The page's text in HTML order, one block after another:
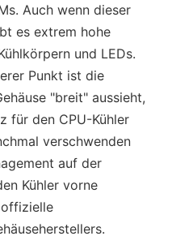
Auch wenn dieser
es extrem hohe
und LEDs.
Punkt ist die
"breit" aussieht,
für den CPU-Kühler
verschwenden
auf der
Kühler vorne